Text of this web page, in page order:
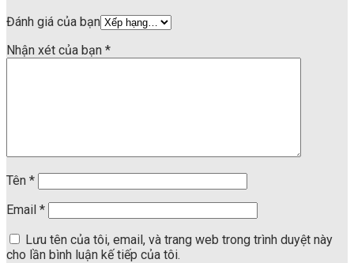
Đánh giá của bạn
Nhận xét của bạn *
Tên *
Email *
Lưu tên của tôi, email, và trang web trong trình duyệt này
cho lần bình luận kế tiếp của tôi.